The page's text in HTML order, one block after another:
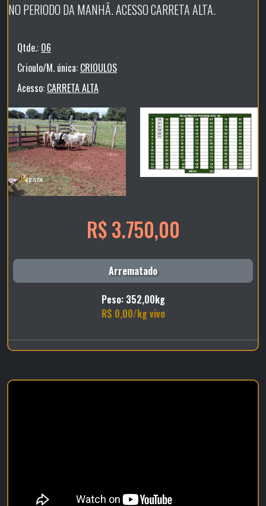
NO PERIODO DA MANHÃ. ACESSO CARRETA ALTA.
Qtde.: 06
Crioulo/M. única: CRIOULOS
Acesso: CARRETA ALTA
R$ 3.750,00
Arrematado
Peso: 352,00kg
R$ 0,00/kg vivo